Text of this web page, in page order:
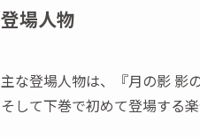
登場人物
主な登場人物は、『月の影 影
そして下巻で初めて登場する